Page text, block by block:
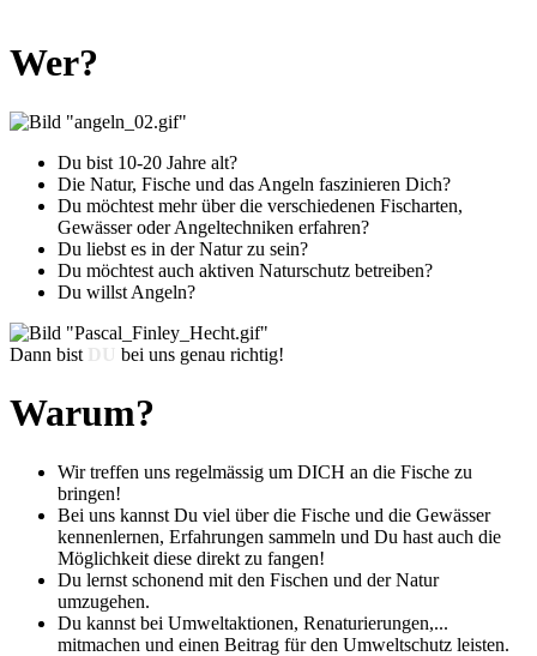
Wer?
Du bist 10-20 Jahre alt?
Die Natur, Fische und das Angeln faszinieren Dich?
Du möchtest mehr über die verschiedenen Fischarten,
Gewässer oder Angeltechniken erfahren?
Du liebst es in der Natur zu sein?
Du möchtest auch aktiven Naturschutz betreiben?
Du willst Angeln?
Dann bist bei uns genau richtig!
Warum?
Wir treffen uns regelmässig um DICH an die Fische zu
bringen!
Bei uns kannst Du viel über die Fische und die Gewässer
kennenlernen, Erfahrungen sammeln und Du hast auch die
Möglichkeit diese direkt zu fangen!
Du lernst schonend mit den Fischen und der Natur
umzugehen.
Du kannst bei Umweltaktionen, Renaturierungen,...
mitmachen und einen Beitrag für den Umweltschutz leisten.